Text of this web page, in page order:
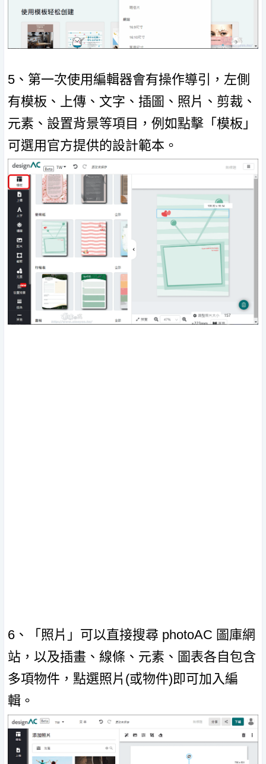
5、第一次使用編輯器會有操作導引，左側
有模板、上傳、文字、插圖、照片、剪裁、
元素、設置背景等項目，例如點擊「模板」
可選用官方提供的設計範本。
6、「照片」可以直接搜尋 photoAC 圖庫網
站，以及插畫、線條、元素、圖表各自包含
多項物件，點選照片(或物件)即可加入編
輯。